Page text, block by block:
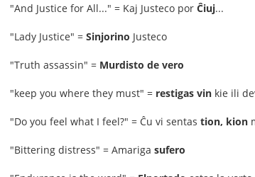
"And Justice for All..." = Kaj Justeco por Ĉiuj...
"Lady Justice" = Sinjorino Justeco
"Truth assassin" = Murdisto de vero
"keep you where they must" = restigas vin kie ili
"Do you feel what I feel?" = Ĉu vi sentas tion, kion
"Bittering distress" = Amariga sufero